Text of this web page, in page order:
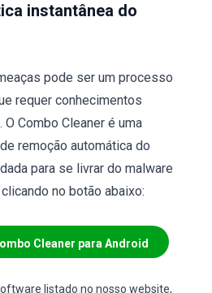
instantânea do
pode ser um processo
requer conhecimentos
Combo Cleaner é uma
remoção automática do
para se livrar do malware
no botão abaixo:
Cleaner para Android
listado no nosso website,